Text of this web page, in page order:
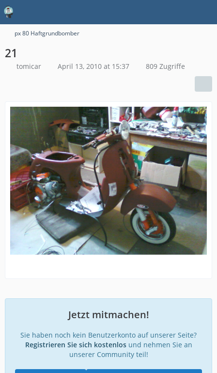
px 80 Haftgrundbomber
21
tomicar April 13, 2010 at 15:37 809 Zugriffe
Jetzt mitmachen!
Sie haben noch kein Benutzerkonto auf unserer Seite?
Registrieren Sie sich kostenlosund nehmen Sie an
unserer Community teil!